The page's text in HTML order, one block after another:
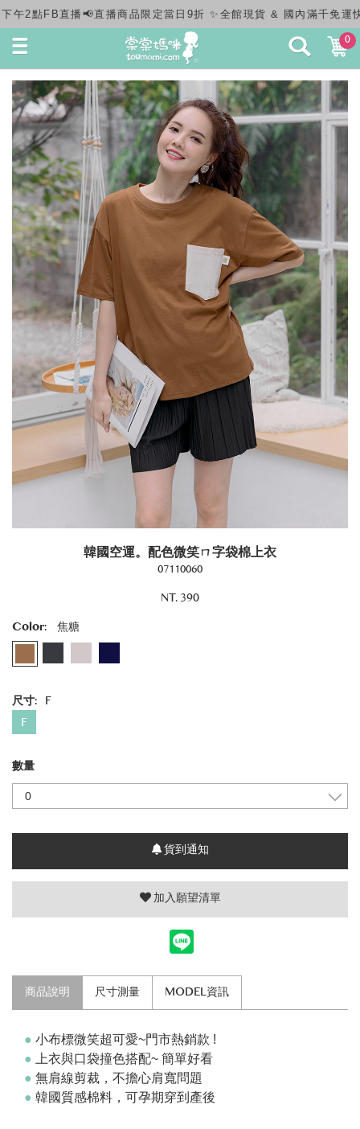
貨 & 國內滿千免運快速出貨✨
0
韓國空運。配色微笑ㄇ字袋棉上衣
07110060
NT. 390
Color:
焦糖
尺寸: F
F
數量
貨到通知
加入願望清單
商品說明 尺寸測量 MODEL資訊
● 小布標微笑超可愛~門市熱銷款 !
●
上衣與口袋撞色搭配~ 簡單好看
● 無肩線剪裁，不擔心肩寬問題
● 韓國質感棉料，可孕期穿到產後